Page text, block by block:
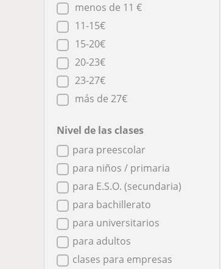
menos de 11 €
11-15€
15-20€
20-23€
23-27€
más de 27€
Nivel de las clases
para preescolar
para niños / primaria
para E.S.O. (secundaria)
para bachillerato
para universitarios
para adultos
clases para empresas